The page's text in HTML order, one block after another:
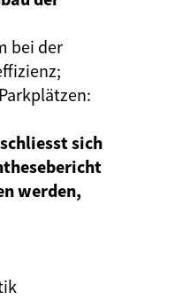
bei der
sich
werden,